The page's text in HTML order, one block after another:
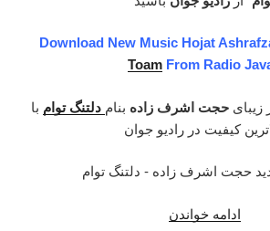
Download New Music Hojat
ToamFrom Radio
زیبای حجت اشرف زاده بنام دلتنگ توام با
کیفیت در رادیو جوان
ادامه خواندن